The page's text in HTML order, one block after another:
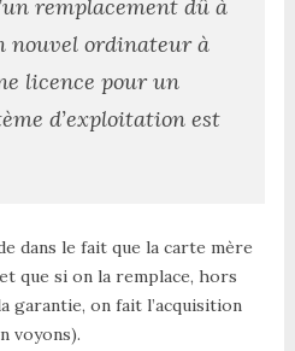
remplacement dû à
nouvel ordinateur à
licence pour un
d’exploitation est
dans le fait que la carte mère
que si on la remplace, hors
garantie, on fait l’acquisition
voyons).